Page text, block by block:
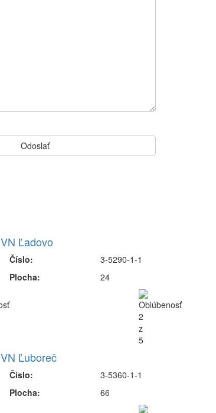
VN Ľadovo
Číslo:
Plocha:
3-5290-1-1
24
VN Ľuboreč
Číslo:
Plocha:
3-5360-1-1
66